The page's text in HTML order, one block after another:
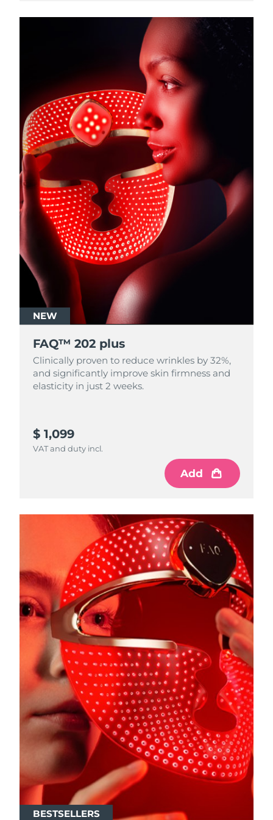
NEW
FAQ™ 202 plus
Clinically proven to reduce wrinkles by 32%,
and significantly improve skin firmness and
elasticity in just 2 weeks.
$ 1,099
VAT and duty incl.
Add
BESTSELLERS
Förväntad leverans
Storbritannien Förväntad leverans
USA Förväntad leverans
Uzbekistan Förväntad leverans
Vietnam Förväntad leverans